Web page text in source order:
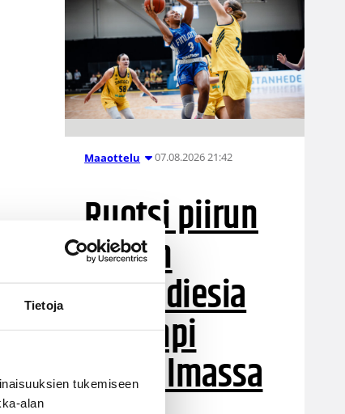
Tietoja
tukemiseen
alan
Maaottelu 07.08.2026 21:42
Ruotsi piirun
verran
Susiladiesia
parempi
Tukholmassa